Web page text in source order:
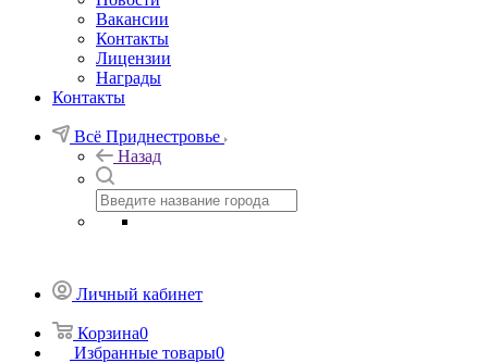
Вакансии
Контакты
Лицензии
Награды
Контакты
Всё Приднестровье
Назад
Личный кабинет
Корзина0
Избранные товары0